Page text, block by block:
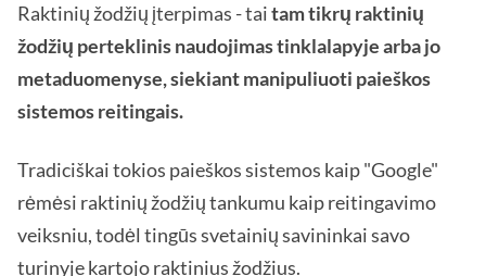
Raktinių žodžių įterpimas - taitam tikrų raktinių
žodžių perteklinis naudojimas tinklalapyje arba jo
metaduomenyse, siekiant manipuliuoti paieškos
sistemos reitingais.
Tradiciškai tokios paieškos sistemos kaip "Google"
rėmėsi raktinių žodžių tankumu kaip reitingavimo
veiksniu, todėl tingūs svetainių savininkai savo
turinyje kartojo raktinius žodžius.